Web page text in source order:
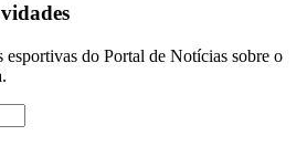
esportivas do Portal de Notícias sobre o